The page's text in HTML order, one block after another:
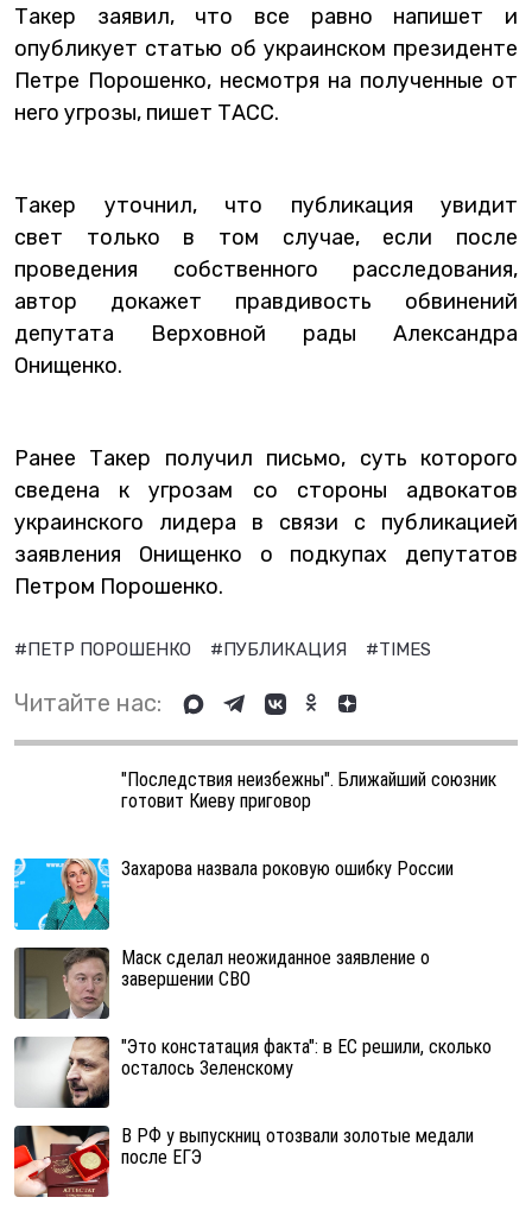
Такер заявил, что все равно напишет и
опубликует статью об украинском президенте
Петре Порошенко, несмотря на полученные от
него угрозы, пишет ТАСС.
Такер уточнил, что публикация увидит
свет только в том случае, если после
проведения собственного расследования,
автор докажет правдивость обвинений
депутата Верховной рады Александра
Онищенко.
Ранее Такер получил письмо, суть которого
сведена к угрозам со стороны адвокатов
украинского лидера в связи с публикацией
заявления Онищенко о подкупах депутатов
Петром Порошенко.
#ПЕТР ПОРОШЕНКО #ПУБЛИКАЦИЯ #TIMES
Читайте нас:
"Последствия неизбежны". Ближайший союзник
готовит Киеву приговор
Захарова назвала роковую ошибку России
Маск сделал неожиданное заявление о
завершении СВО
"Это констатация факта": в ЕС решили, сколько
осталось Зеленскому
В РФ у выпускниц отозвали золотые медали
после ЕГЭ